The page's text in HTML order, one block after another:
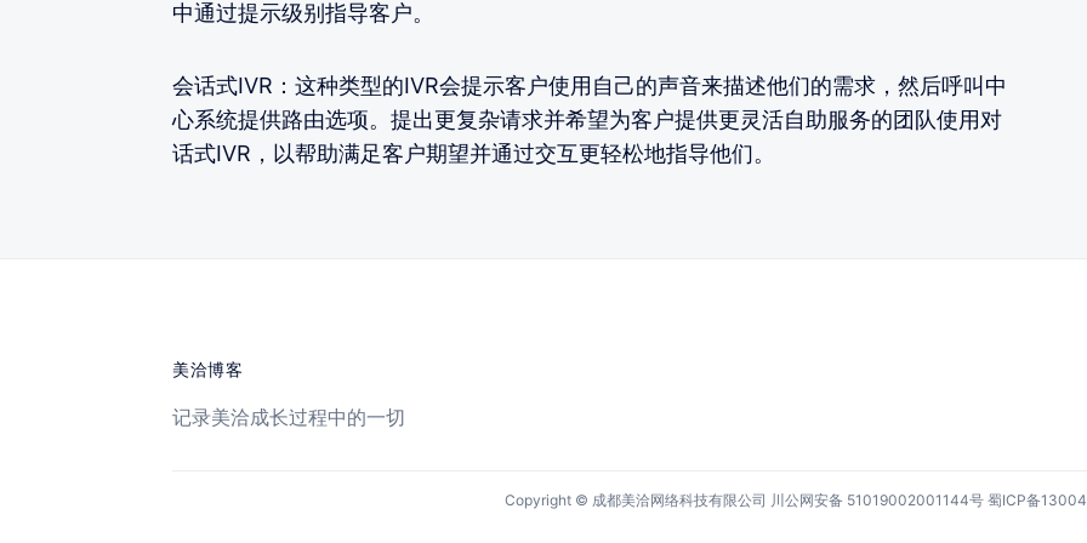
中通过提示级别指导客户。
会话式IVR：这种类型的IVR会提示客户使用自己的声音来描述他们的需求，然后呼叫中
心系统提供路由选项。提出更复杂请求并希望为客户提供更灵活自助服务的团队使用对
话式IVR，以帮助满足客户期望并通过交互更轻松地指导他们。
美洽博客
记录美洽成长过程中的一切
Copyright © 成都美洽网络科技有限公司 川公网安备 51019002001144号 蜀ICP备